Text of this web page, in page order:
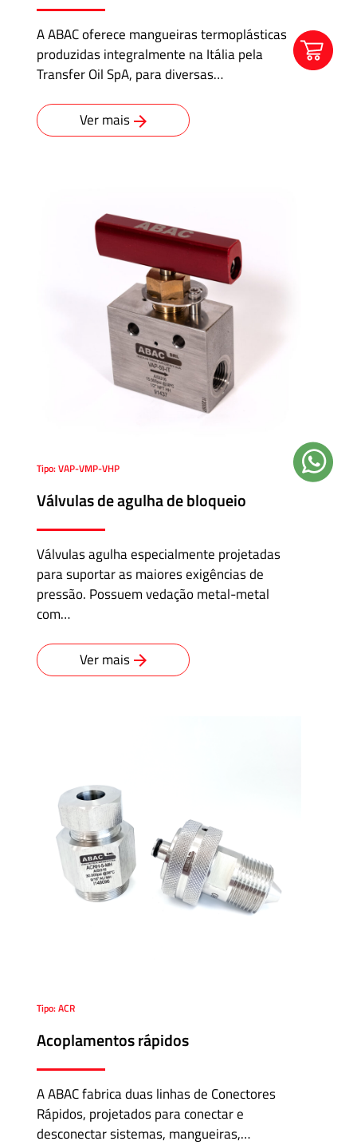
A ABAC oferece mangueiras termoplásticas
produzidas integralmente na Itália pela
Transfer Oil SpA, para diversas…
Ver mais
Tipo: VAP-VMP-VHP
Válvulas de agulha de bloqueio
Válvulas agulha especialmente projetadas
para suportar as maiores exigências de
pressão. Possuem vedação metal-metal
com…
Ver mais
Tipo: ACR
Acoplamentos rápidos
A ABAC fabrica duas linhas de Conectores
Rápidos, projetados para conectar e
desconectar sistemas, mangueiras,…